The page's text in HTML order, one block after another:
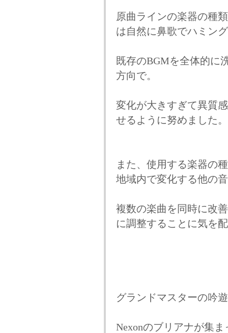
原曲ラインの楽器の種
は自然に鼻歌でハミン
既存のBGMを全体的に
方向で。
変化が大きすぎて異質
せるように努めました。
また、使用する楽器の
地域内で変化する他の
複数の楽曲を同時に改
に調整することに気を
グランドマスターの吟
Nexonのブリアナが集